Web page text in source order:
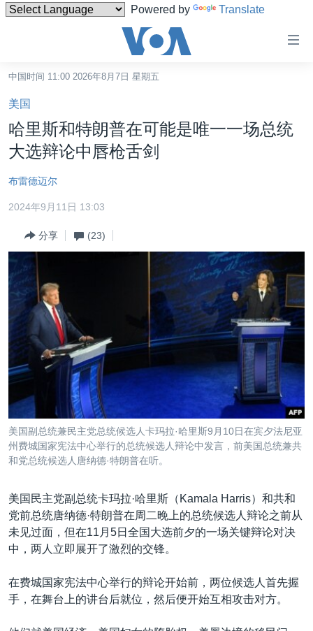
Powered by Translate
碍
链
跳
内
容
到
航
转
检
索
中国
最新国际新闻
印太
中东
非洲
美洲
全球议题
分类新闻
经济·金融·贸易
人权·法律·宗教
科教·文娱·体健
军事
劳工
环境
美中关系
热点专题
白宫要闻
国会报道
美中关系
美国建国250周年
埃博拉疫情
美国之音专访
重要讲话与声明
台海两岸关系
南中国海争端
关注西藏
GEN Z 看美国
VOA视频
VOA今日焦点
中文广播
关注我们
其他语言网站
中国时间 11:00 2026年8月7日 星期五
美国
哈里斯和特朗普在可能是唯一一场总统
大选辩论中唇枪舌剑
布雷德迈尔
2024年9月11日 13:03
分享 (23)
美国副总统兼民主党总统候选人卡玛拉·哈里斯9月10日在宾夕法尼亚
州费城国家宪法中心举行的总统候选人辩论中发言，前美国总统兼共
和党总统候选人唐纳德·特朗普在听。
美国民主党副总统卡玛拉·哈里斯（Kamala Harris）和共和
党前总统唐纳德·特朗普在周二晚上的总统候选人辩论之前从
未见过面，但在11月5日全国大选前夕的一场关键辩论对决
中，两人立即展开了激烈的交锋。
在费城国家宪法中心举行的辩论开始前，两位候选人首先握
手，在舞台上的讲台后就位，然后便开始互相攻击对方。